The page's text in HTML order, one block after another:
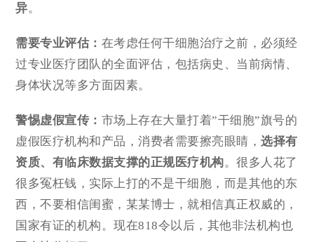
异。
需要专业评估 ： 在考虑任何干细胞治疗之前，必须经
过专业医疗团队的全面评估，包括病史、当前病情、
身体状况等多方面因素。
警惕虚假宣传 ： 市场上存在大量打着”干细胞”旗号的
虚假医疗机构和产品，消费者需要擦亮眼睛，选择有
资质、有临床数据支撑的正规医疗机构。很多人花了
很多冤枉钱，实际上打的不是干细胞，而是其他的东
西，不要相信闺蜜，某某博士，就相信真正权威的，
国家有证的机构。现在818令以后，其他非法机构也